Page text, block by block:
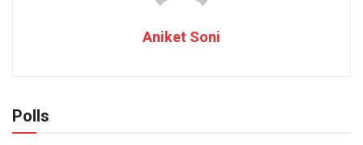
Aniket Soni
Polls